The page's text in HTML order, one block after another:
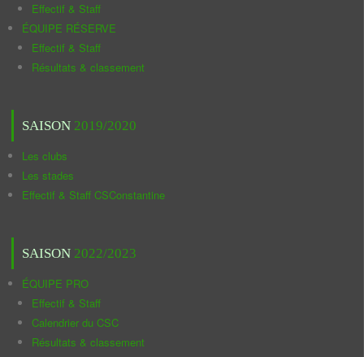
Effectif & Staff
ÉQUIPE RÉSERVE
Effectif & Staff
Résultats & classement
SAISON 2019/2020
Les clubs
Les stades
Effectif & Staff CSConstantine
SAISON 2022/2023
ÉQUIPE PRO
Effectif & Staff
Calendrier du CSC
Résultats & classement